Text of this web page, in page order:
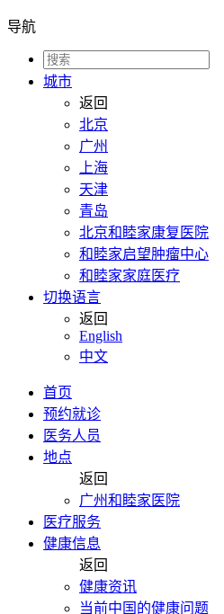
导航
城市
返回
北京
广州
上海
天津
青岛
北京和睦家康复医院
和睦家启望肿瘤中心
和睦家家庭医疗
切换语言
返回
English
中文
首页
预约就诊
医务人员
地点
返回
广州和睦家医院
医疗服务
健康信息
返回
健康资讯
当前中国的健康问题